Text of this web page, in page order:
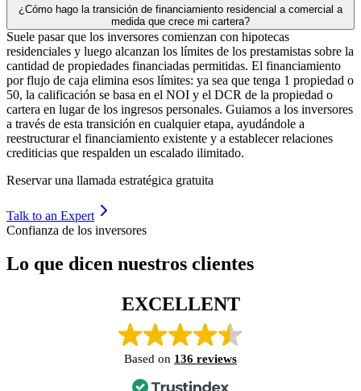
¿Cómo hago la transición de financiamiento residencial a comercial a
medida que crece mi cartera?
Suele pasar que los inversores comienzan con hipotecas
residenciales y luego alcanzan los límites de los prestamistas sobre la
cantidad de propiedades financiadas permitidas. El financiamiento
por flujo de caja elimina esos límites: ya sea que tenga 1 propiedad o
50, la calificación se basa en el NOI y el DCR de la propiedad o
cartera en lugar de los ingresos personales. Guiamos a los inversores
a través de esta transición en cualquier etapa, ayudándole a
reestructurar el financiamiento existente y a establecer relaciones
crediticias que respalden un escalado ilimitado.
Reservar una llamada estratégica gratuita
Talk to an Expert
Confianza de los inversores
Lo que dicen nuestros clientes
EXCELLENT
Based on 136 reviews